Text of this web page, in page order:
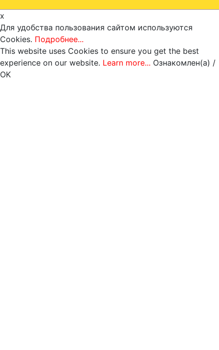
x
Для удобства пользования сайтом используются
Cookies. Подробнее...
This website uses Cookies to ensure you get the best
experience on our website. Learn more... Ознакомлен(а) /
OK